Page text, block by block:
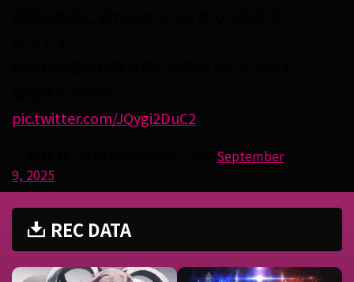
pic.twitter.com/JQygi2DuC2
September
9, 2025
REC DATA